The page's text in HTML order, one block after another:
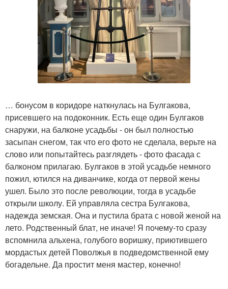
… бонусом в коридоре наткнулась на Булгакова,
присевшего на подоконник. Есть еще один Булгаков
снаружи, на балконе усадьбы - он был полностью
засыпан снегом, так что его фото не сделала, верьте на
слово или попытайтесь разглядеть - фото фасада с
балконом прилагаю. Булгаков в этой усадьбе немного
пожил, ютился на диванчике, когда от первой жены
ушел. Было это после революции, тогда в усадьбе
открыли школу. Ей управляла сестра Булгакова,
надежда земская. Она и пустила брата с новой женой на
лето. Родственный блат, не иначе! Я почему-то сразу
вспомнила альхена, голубого воришку, приютившего
мордастых детей Поволжья в подведомственной ему
богадельне. Да простит меня мастер, конечно!